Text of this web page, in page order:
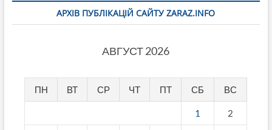
АРХІВ ПУБЛІКАЦІЙ САЙТУ ZARAZ.INFO
АВГУСТ 2026
ПН ВТ СР ЧТ ПТ СБ ВС
1 2